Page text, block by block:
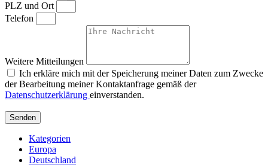
PLZ und Ort
Telefon
Weitere Mitteilungen
Ich erkläre mich mit der Speicherung meiner Daten zum Zwecke
der Bearbeitung meiner Kontaktanfrage gemäß der
Datenschutzerklärung einverstanden.
Senden
Kategorien
Europa
Deutschland